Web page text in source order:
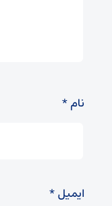
نام*
ایمیل*